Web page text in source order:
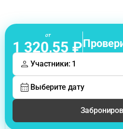
от
1 320,55 ₽
Участники: 1
Выберите дату